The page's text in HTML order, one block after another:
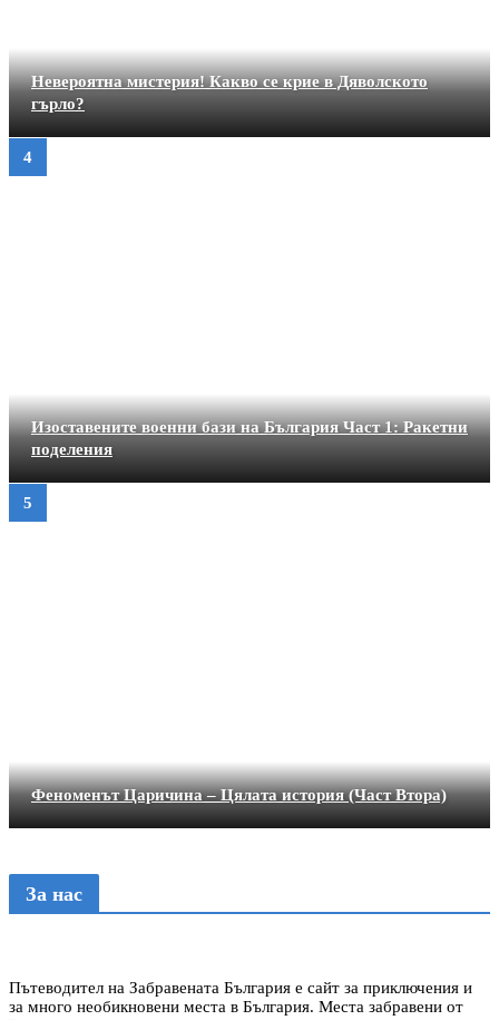
Невероятна мистерия! Какво се крие в Дяволското
гърло?
Изоставените военни бази на България Част 1: Ракетни
поделения
Феноменът Царичина – Цялата история (Част Втора)
За нас
Пътеводител на Забравената България е сайт за приключения и
за много необикновени места в България. Места забравени от